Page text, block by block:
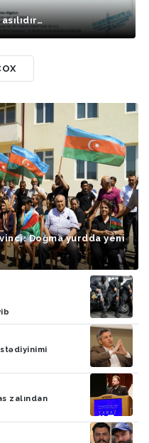
Doğma yurdda yeni
zalından